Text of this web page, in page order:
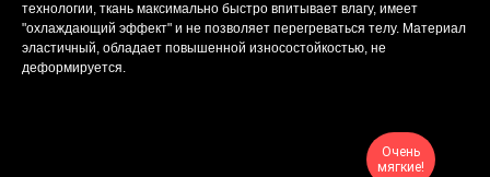
технологии, ткань максимально быстро впитывает влагу, имеет
"охлаждающий эффект" и не позволяет перегреваться телу. Материал
эластичный, обладает повышенной износостойкостью, не
деформируется.
Очень
мягкие!